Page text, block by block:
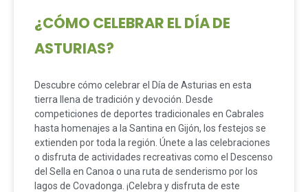
¿CÓMO CELEBRAR EL DÍA DE
ASTURIAS?
Descubre cómo celebrar el Día de Asturias en esta
tierra llena de tradición y devoción. Desde
competiciones de deportes tradicionales en Cabrales
hasta homenajes a la Santina en Gijón, los festejos se
extienden por toda la región. Únete a las celebraciones
o disfruta de actividades recreativas como el Descenso
del Sella en Canoa o una ruta de senderismo por los
lagos de Covadonga. ¡Celebra y disfruta de este